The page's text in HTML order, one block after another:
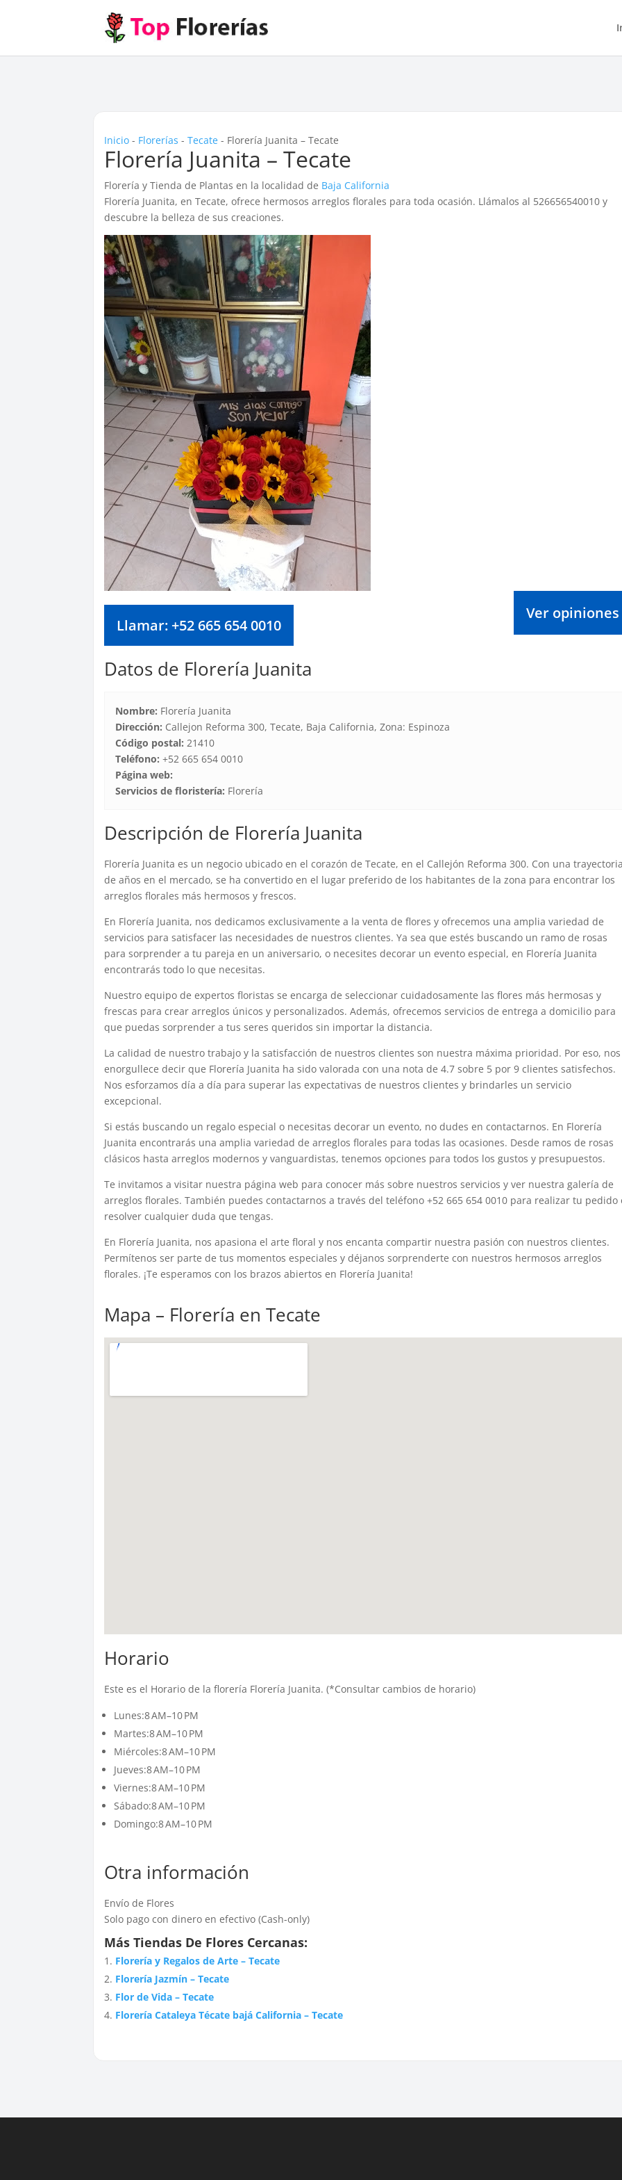
Inicio - Florerías -Tecate - Florería Juanita – Tecate
Florería Juanita – Tecate
Florería y Tienda de Plantas en la localidad de Baja California
Florería Juanita, en Tecate, ofrece hermosos arreglos florales para toda ocasión. Llámalos al 526656540010 y
descubre la belleza de sus creaciones.
Llamar: +52 665 654 0010
Ver opiniones
Datos de Florería Juanita
Nombre: Florería Juanita
Dirección: Callejon Reforma 300, Tecate, Baja California, Zona: Espinoza
Código postal: 21410
Teléfono: +52 665 654 0010
Página web:
Servicios de floristería: Florería
Descripción de Florería Juanita
Florería Juanita es un negocio ubicado en el corazón de Tecate, en el Callejón Reforma 300. Con una
de años en el mercado, se ha convertido en el lugar preferido de los habitantes de la zona para encontrar los
arreglos florales más hermosos y frescos.
En Florería Juanita, nos dedicamos exclusivamente a la venta de flores y ofrecemos una amplia variedad de
servicios para satisfacer las necesidades de nuestros clientes. Ya sea que estés buscando un ramo de rosas
para sorprender a tu pareja en un aniversario, o necesites decorar un evento especial, en Florería Juanita
encontrarás todo lo que necesitas.
Nuestro equipo de expertos floristas se encarga de seleccionar cuidadosamente las flores más hermosas y
frescas para crear arreglos únicos y personalizados. Además, ofrecemos servicios de entrega a domicilio para
que puedas sorprender a tus seres queridos sin importar la distancia.
La calidad de nuestro trabajo y la satisfacción de nuestros clientes son nuestra máxima prioridad. Por eso, nos
enorgullece decir que Florería Juanita ha sido valorada con una nota de 4.7 sobre 5 por 9 clientes satisfechos.
Nos esforzamos día a día para superar las expectativas de nuestros clientes y brindarles un servicio
excepcional.
Si estás buscando un regalo especial o necesitas decorar un evento, no dudes en contactarnos. En Florería
Juanita encontrarás una amplia variedad de arreglos florales para todas las ocasiones. Desde ramos de rosas
clásicos hasta arreglos modernos y vanguardistas, tenemos opciones para todos los gustos y presupuestos.
Te invitamos a visitar nuestra página web para conocer más sobre nuestros servicios y ver nuestra galería de
arreglos florales. También puedes contactarnos a través del teléfono +52 665 654 0010 para realizar tu pedido
resolver cualquier duda que tengas.
En Florería Juanita, nos apasiona el arte floral y nos encanta compartir nuestra pasión con nuestros clientes.
Permítenos ser parte de tus momentos especiales y déjanos sorprenderte con nuestros hermosos arreglos
florales. ¡Te esperamos con los brazos abiertos en Florería Juanita!
Mapa – Florería en Tecate
Horario
Este es el Horario de la florería Florería Juanita. (*Consultar cambios de horario)
Lunes:8 AM–10 PM
Martes:8 AM–10 PM
Miércoles:8 AM–10 PM
Jueves:8 AM–10 PM
Viernes:8 AM–10 PM
Sábado:8 AM–10 PM
Domingo:8 AM–10 PM
Otra información
Envío de Flores
Solo pago con dinero en efectivo (Cash-only)
Más Tiendas De Flores Cercanas:
Florería y Regalos de Arte – Tecate
Florería Jazmín – Tecate
Flor de Vida – Tecate
Florería Cataleya Técate bajá California – Tecate